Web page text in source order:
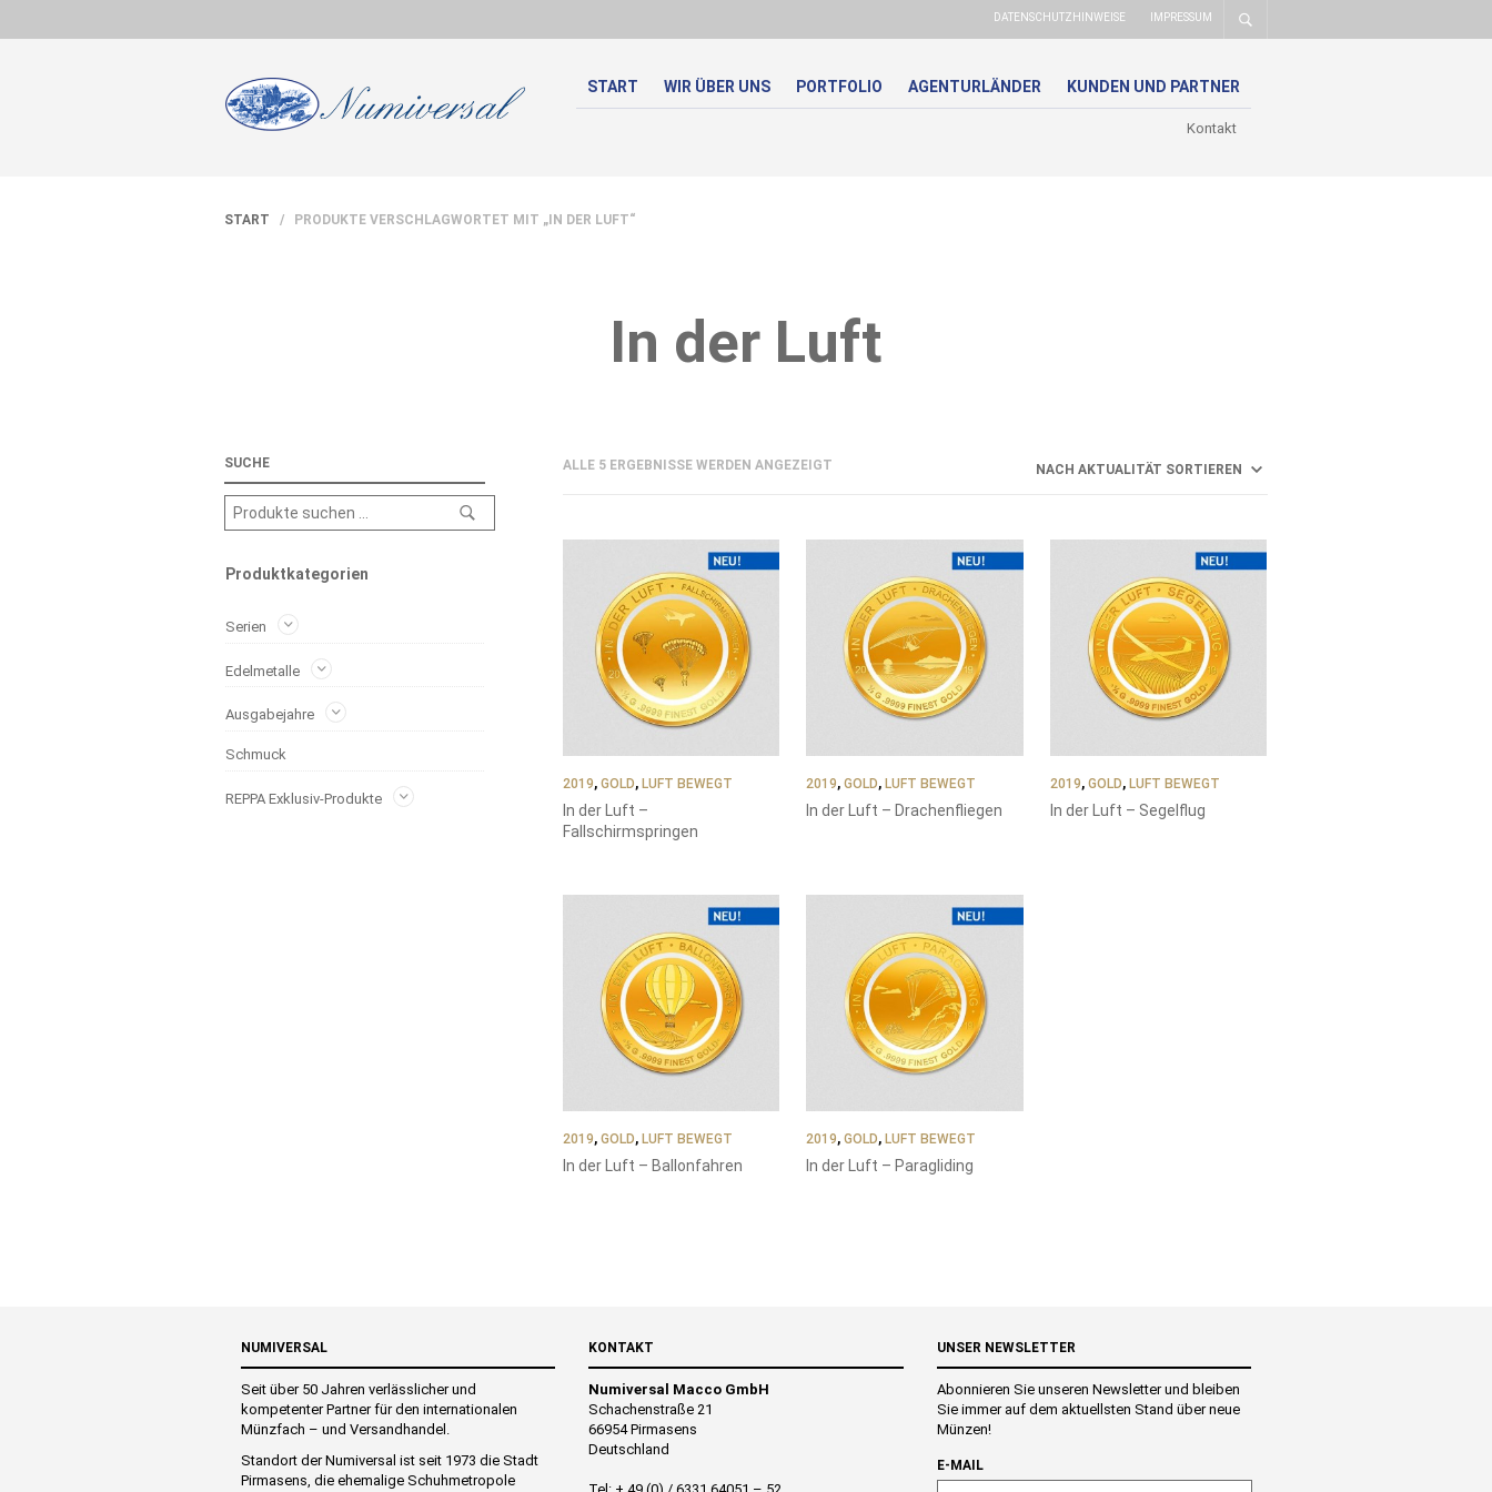
DATENSCHUTZHINWEISE IMPRESSUM
START WIR ÜBER UNS PORTFOLIO AGENTURLÄNDER KUNDEN UND PARTNER
Kontakt
START / PRODUKTE VERSCHLAGWORTET MIT „IN DER LUFT“
In der Luft
ALLE 5 ERGEBNISSE WERDEN ANGEZEIGT
SUCHE
Produktkategorien
Serien
Edelmetalle
Ausgabejahre
Schmuck
REPPA Exklusiv-Produkte
2019, GOLD, LUFT BEWEGT
In der Luft –
Fallschirmspringen
2019,GOLD, LUFT BEWEGT
In der Luft – Drachenfliegen
2019, GOLD, LUFT BEWEGT
In der Luft – Segelflug
2019, GOLD, LUFT BEWEGT
In der Luft – Ballonfahren
2019,GOLD, LUFT BEWEGT
In der Luft – Paragliding
NUMIVERSAL
Seit über 50 Jahren verlässlicher und
kompetenter Partner für den internationalen
Münzfach – und Versandhandel.
Standort der Numiversal ist seit 1973 die Stadt
Pirmasens, die ehemalige Schuhmetropole
KONTAKT
Numiversal Macco GmbH
Schachenstraße 21
66954 Pirmasens
Deutschland
UNSER NEWSLETTER
Abonnieren Sie unseren Newsletter und bleiben
Sie immer auf dem aktuellsten Stand über neue
Münzen!
E-MAIL